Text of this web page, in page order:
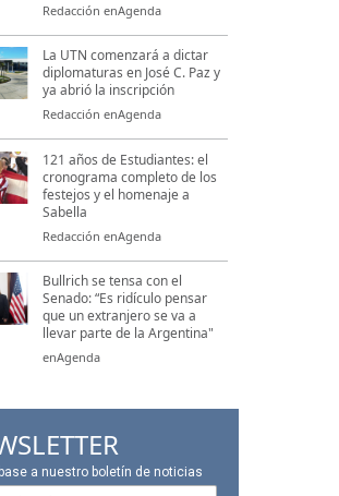
Redacción enAgenda
La UTN comenzará a dictar
diplomaturas en José C. Paz y
ya abrió la inscripción
Redacción enAgenda
121 años de Estudiantes: el
cronograma completo de los
festejos y el homenaje a
Sabella
Redacción enAgenda
Bullrich se tensa con el
Senado: “Es ridículo pensar
que un extranjero se va a
llevar parte de la Argentina"
enAgenda
a nuestro boletín de noticias